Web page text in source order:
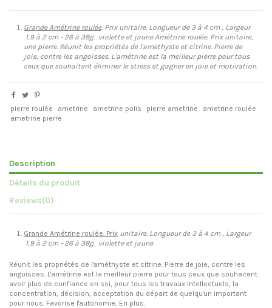
Grande Amétrine roulée. Prixunitaire. Longueur de 3 à 4 cm , Largeur
1,9 à 2 cm - 26 à 38g. violette et jaune Amétrine roulée. Prix unitaire,
une pierre. Réunit les propriétés de l'amethyste et citrine. Pierre de
joie, contre les angoisses. L'amétrine est la meilleur pierre pour tous
ceux que souhaitent éliminer le stress et gagner en joie et motivation.
pierre roulée ametrine ametrine polis pierre ametrine
ametrine roulée
ametrine pierre
Description
Détails du produit
Reviews(0)
Grande Amétrine roulée. Prix unitaire. Longueur de 3 à 4 cm , Largeur
1,9 à 2 cm - 26 à 38g. violette et jaune
Réunit les propriétés de l'améthyste et citrine. Pierre de joie, contre les
angoisses. L'amétrine est la meilleur pierre pour tous ceux que souhaitent
avoir plus de confiance en soi, pour tous les travaux intellectuels, la
concentration, décision, acceptation du départ de quelqu'un important
pour nous. Favorise l'autonomie, En plus: